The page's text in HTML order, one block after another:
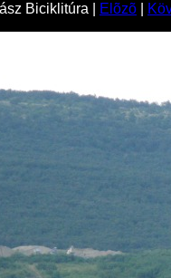
Biciklitúra | Elõzõ